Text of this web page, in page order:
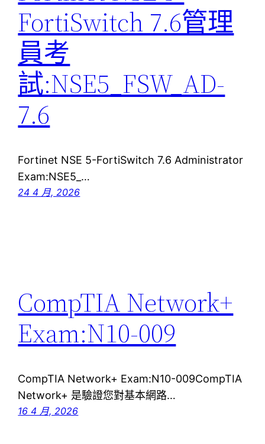
FortiSwitch 7.6管理
員考
試:NSE5_FSW_AD-
7.6
Fortinet NSE 5-FortiSwitch 7.6 Administrator
Exam:NSE5_…
24 4 月, 2026
CompTIA Network+
Exam:N10-009
CompTIA Network+ Exam:N10-009CompTIA
Network+ 是驗證您對基本網路…
16 4 月, 2026